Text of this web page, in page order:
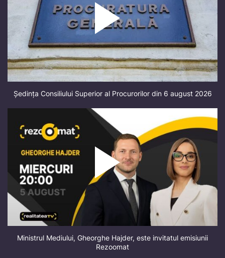
Ședința Consiliului Superior al Procurorilor din 6 august 2026
Ministrul Mediului, Gheorghe Hajder, este invitatul emisiunii
Rezoomat